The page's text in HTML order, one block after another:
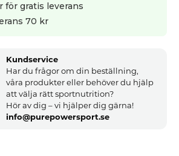
för gratis leverans
70 kr
Kundservice
Har du frågor om din beställning,
våra produkter eller behöver du hjälp
att välja rätt sportnutrition?
Hör av dig – vi hjälper dig gärna!
info@purepowersport.se